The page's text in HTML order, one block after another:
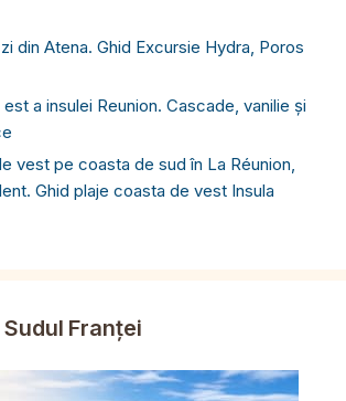
din Atena. Ghid Excursie Hydra, Poros
a insulei Reunion. Cascade, vanilie și
vest pe coasta de sud în La Réunion,
Ghid plaje coasta de vest Insula
Franței